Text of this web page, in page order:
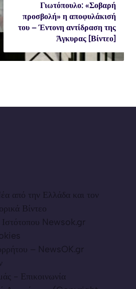
Γιωτόπουλο: «Σοβαρή
προσβολή» η αποφυλάκισή
του – Έντονη αντίδραση της
Άγκυρας [Βίντεο]
από την Ελλάδα και τον
Βίντεο
Newsok.gr
– NewsOK.gr
- Επικοινωνία